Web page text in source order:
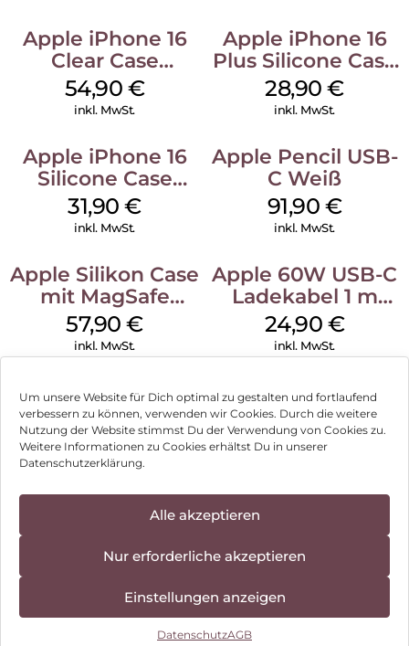
Um unsere Website für Dich optimal zu gestalten und fortlaufend
verbessern zu können, verwenden wir Cookies. Durch die weitere
Nutzung der Website stimmst Du der Verwendung von Cookies zu.
Weitere Informationen zu Cookies erhältst Du in unserer
Datenschutzerklärung.
Alle akzeptieren
Nur erforderliche akzeptieren
Einstellungen anzeigen
DatenschutzAGB
Apple iPhone 16
Clear Case
MagSafe
Transparent
54,90 €
inkl. MwSt.
Apple iPhone 16
Plus Silicone Case
MagSafe Black
28,90€
inkl. MwSt.
Apple iPhone 16
Silicone Case
MagSafe Fuchsia
31,90€
inkl. MwSt.
Apple Pencil USB-
C Weiß
91,90 €
inkl. MwSt.
Apple Silikon Case
mit MagSafe
iPhone 14 Pro
(PRODUCT)RED
57,90€
inkl. MwSt.
Apple 60W USB-C
Ladekabel 1 m
Weiß
24,90 €
inkl. MwSt.
Impressum
Hinweis zur Batterieentsorgung
Newsletter
, Brodos AG – All Rights Reserved.
Können wir Dir behilflich sein?